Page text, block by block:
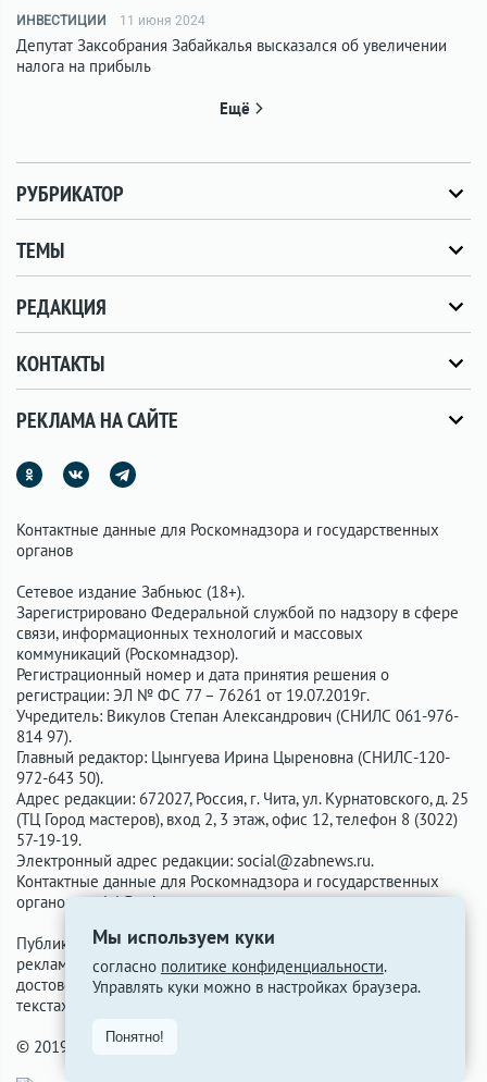
Мы используем куки
согласно политике конфиденциальности.
Управлять куки можно в настройках браузера.
Понятно!
ИНВЕСТИЦИИ 11 июня 2024
Депутат Заксобрания Забайкалья высказался об увеличении
налога на прибыль
Ещё
РУБРИКАТОР
ТЕМЫ
РЕДАКЦИЯ
КОНТАКТЫ
РЕКЛАМА НА САЙТЕ
Контактные данные для Роскомнадзора и государственных
органов
Сетевое издание Забньюс (18+).
Зарегистрировано Федеральной службой по надзору в сфере
связи, информационных технологий и массовых
коммуникаций (Роскомнадзор).
Регистрационный номер и дата принятия решения о
регистрации: ЭЛ № ФС 77 – 76261 от 19.07.2019г.
Учредитель: Викулов Степан Александрович (СНИЛС 061-976-
814 97).
Главный редактор: Цынгуева Ирина Цыреновна (СНИЛС-120-
972-643 50).
Адрес редакции: 672027, Россия, г. Чита, ул. Курнатовского, д. 25
(ТЦ Город мастеров), вход 2, 3 этаж, офис 12, телефон 8 (3022)
57-19-19.
Электронный адрес редакции: social@zabnews.ru.
Контактные данные для Роскомнадзора и государственных
органов:
social@zabnews.ru.
Публикации с пометками «Реклама», «Выборы» оплачены
рекламодателем. Редакция сайта не несёт ответственности за
достоверность информации, содержащейся в рекламных
текстах.
© 2019-2026 ZabNews